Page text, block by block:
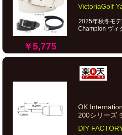
￥5,775
VictoriaGolf
2025年秋冬モ
Champion ヴィ
OK
200シリーズ
DIY